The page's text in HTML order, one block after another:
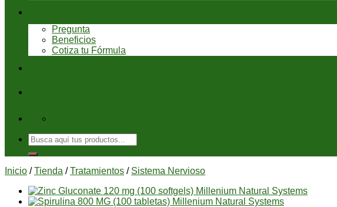
Pregunta
Beneficios
Cotiza tu Fórmula
Buscar
por:
Inicio / Tienda / Tratamientos / Sistema Nervioso